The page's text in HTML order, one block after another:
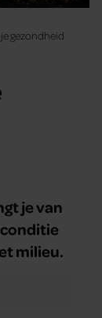
gezondheid
je van
conditie
milieu.